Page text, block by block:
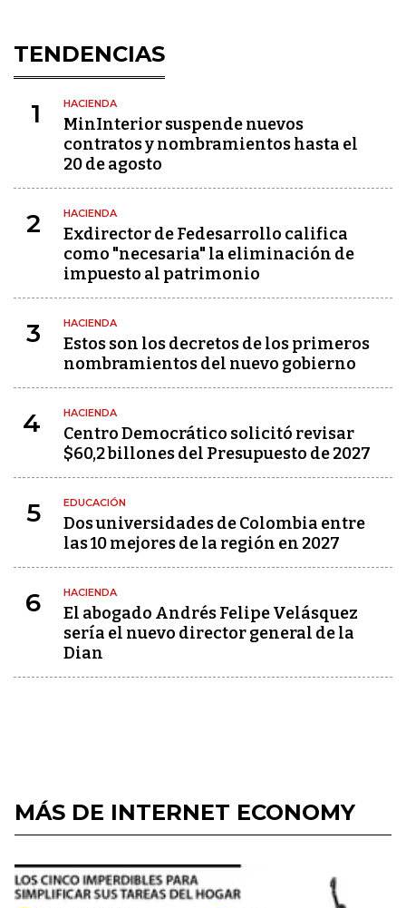
TENDENCIAS
1 HACIENDA
MinInterior suspende nuevos
contratos y nombramientos hasta el
20 de agosto
2 HACIENDA
Exdirector de Fedesarrollo califica
como "necesaria" la eliminación de
impuesto al patrimonio
3 HACIENDA
Estos son los decretos de los primeros
nombramientos del nuevo gobierno
4 HACIENDA
Centro Democrático solicitó revisar
$60,2 billones del Presupuesto de 2027
5 EDUCACIÓN
Dos universidades de Colombia entre
las 10 mejores de la región en 2027
6 HACIENDA
El abogado Andrés Felipe Velásquez
sería el nuevo director general de la
Dian
MÁS DE INTERNET ECONOMY